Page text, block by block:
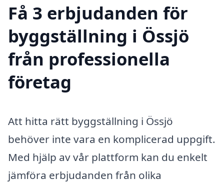
Få 3 erbjudanden för
byggställning i Össjö
från professionella
företag
Att hitta rätt byggställning i Össjö
behöver inte vara en komplicerad uppgift.
Med hjälp av vår plattform kan du enkelt
jämföra erbjudanden från olika